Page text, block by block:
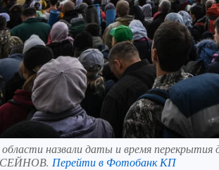
назвали даты и время перекрытия
Перейти в Фотобанк КП